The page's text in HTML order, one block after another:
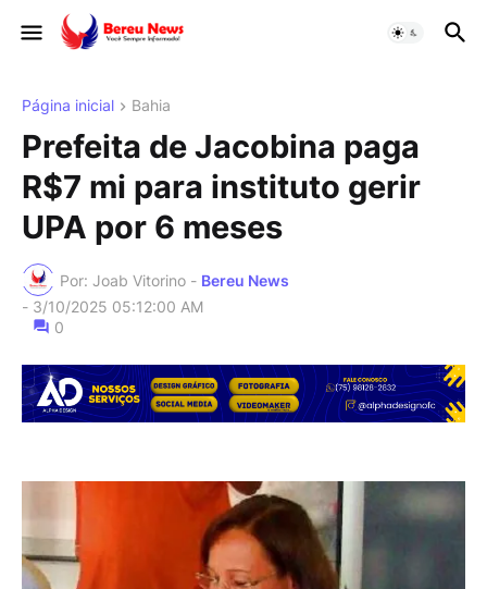
Página inicial Bahia
Prefeita de Jacobina paga
R$7 mi para instituto gerir
UPA por 6 meses
Por: Joab Vitorino - Bereu News
- 3/10/2025 05:12:00 AM
0